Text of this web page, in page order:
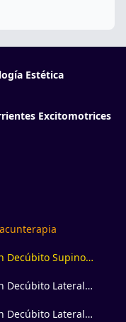
Estética
Excitomotrices
Decúbito Supino
Decúbito Lateral
Decúbito Lateral